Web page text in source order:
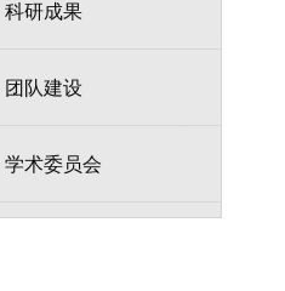
科研成果
团队建设
学术委员会